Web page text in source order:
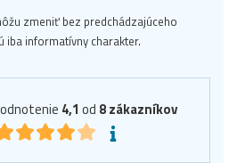
zmeniť bez predchádzajúceho
iba informatívny charakter.
4,1 od 8zákazníkov